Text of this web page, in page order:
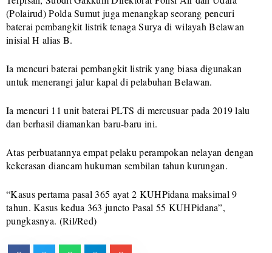
(Polairud) Polda Sumut juga menangkap seorang pencuri
baterai pembangkit listrik tenaga Surya di wilayah Belawan
inisial H alias B.
Ia mencuri baterai pembangkit listrik yang biasa digunakan
untuk menerangi jalur kapal di pelabuhan Belawan.
Ia mencuri 11 unit baterai PLTS di mercusuar pada 2019 lalu
dan berhasil diamankan baru-baru ini.
Atas perbuatannya empat pelaku perampokan nelayan dengan
kekerasan diancam hukuman sembilan tahun kurungan.
“Kasus pertama pasal 365 ayat 2 KUHPidana maksimal 9
tahun. Kasus kedua 363 juncto Pasal 55 KUHPidana”,
pungkasnya. (Ril/Red)